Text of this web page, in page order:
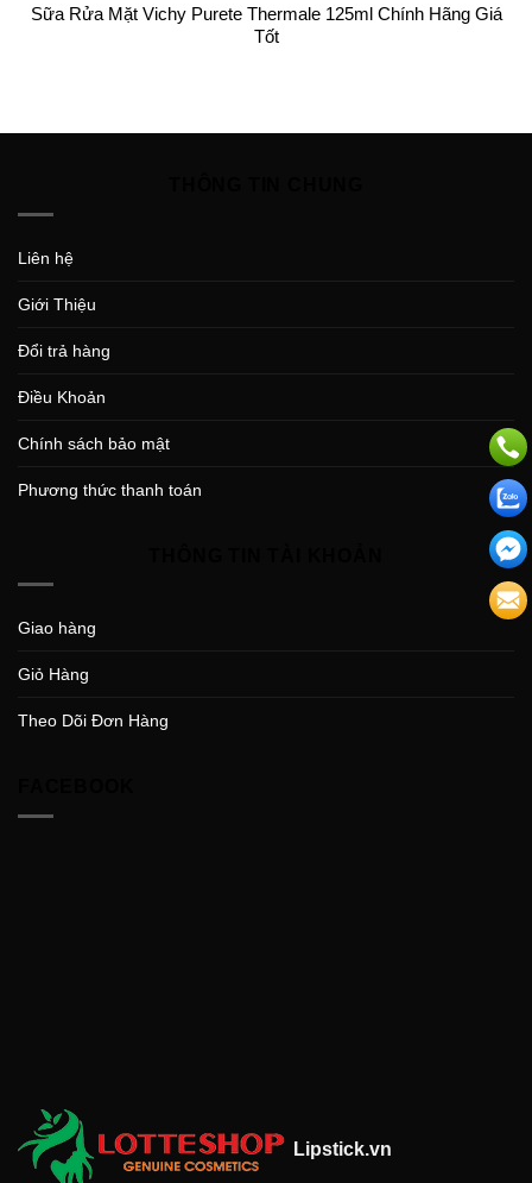
Sữa Rửa Mặt Vichy Purete Thermale 125ml Chính Hãng Giá
Tốt
Liên hệ
Giới Thiệu
Đổi trả hàng
Điều Khoản
Chính sách bảo mật
Phương thức thanh toán
Giao hàng
Giỏ Hàng
Theo Dõi Đơn Hàng
Lipstick.vn